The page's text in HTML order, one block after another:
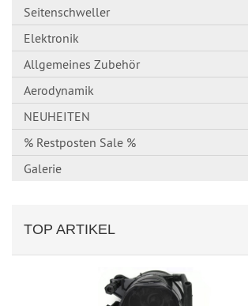
Seitenschweller
Elektronik
Allgemeines Zubehör
Aerodynamik
NEUHEITEN
% Restposten Sale %
Galerie
TOP ARTIKEL